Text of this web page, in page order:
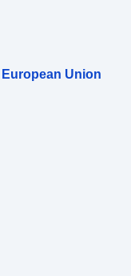
Union